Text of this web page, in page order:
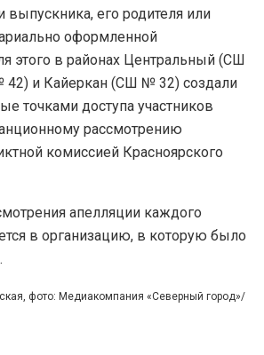
выпускника, его родителя или
оформленной
этого в районах Центральный (СШ
и Кайеркан (СШ № 32) создали
точками доступа участников
рассмотрению
комиссией Красноярского
апелляции каждого
в организацию, в которую было
фото: Медиакомпания «Северный город»/